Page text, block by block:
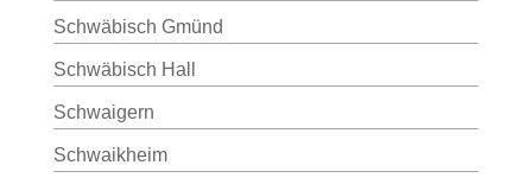
Schwäbisch Gmünd
Schwäbisch Hall
Schwaigern
Schwaikheim